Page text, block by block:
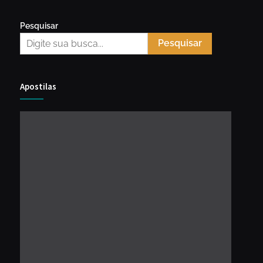
Pesquisar
Pesquisar
Apostilas